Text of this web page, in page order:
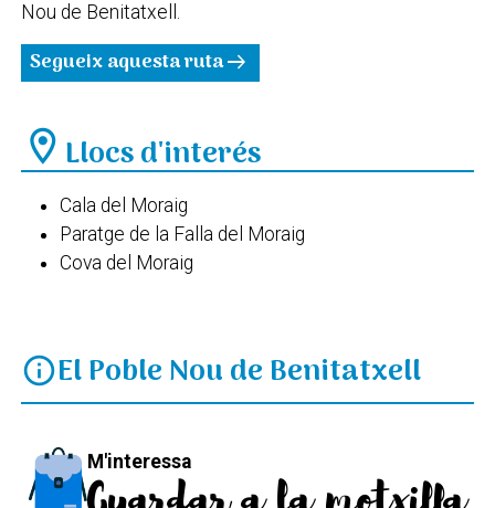
Nou de Benitatxell.
Segueix aquesta rutaarrow_right_alt
location_on Llocs d'interés
Cala del Moraig
Paratge de la Falla del Moraig
Cova del Moraig
infoEl Poble Nou de Benitatxell
M'interessa